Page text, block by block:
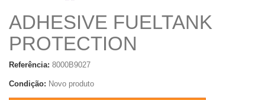
ADHESIVE FUELTANK
PROTECTION
Referência: 8000B9027
Condição: Novo produto